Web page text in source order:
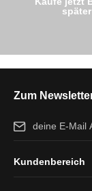
später
Zum
E-Mail-Adresse*
und dieAGB
Kundenbereich